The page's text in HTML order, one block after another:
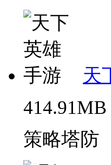
天
414.91MB
策略塔防